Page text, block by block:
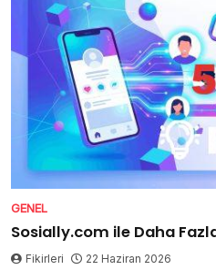
GENEL
Sosially.com ile Daha
Fikirleri 22 Haziran 2026